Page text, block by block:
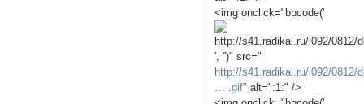
<img onclick="bbcode('
', '')" src="
http://s41.radikal.ru/i092/0812/
… .gif" alt=":1:" />